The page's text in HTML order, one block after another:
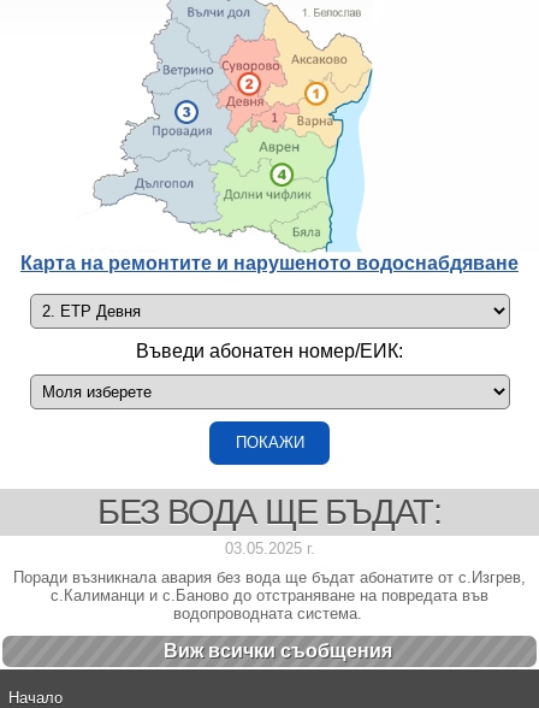
Карта на ремонтите и нарушеното водоснабдяване
Въведи абонатен номер/ЕИК:
БЕЗ ВОДА ЩЕ БЪДАТ:
03.05.2025 г.
Поради възникнала авария без вода ще бъдат абонатите от с.Изгрев,
с.Калиманци и с.Баново до отстраняване на повредата във
водопроводната система.
Виж всички cъобщения
Начало